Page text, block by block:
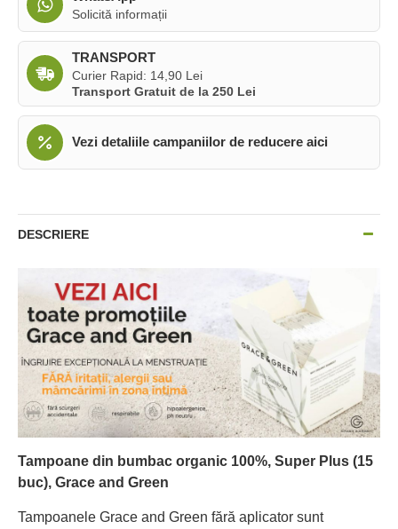
Solicită informații
TRANSPORT
Curier Rapid: 14,90 Lei
Transport Gratuit de la 250 Lei
Vezi detaliile campaniilor de reducere aici
DESCRIERE
Tampoane din bumbac organic 100%, Super Plus (15
buc), Grace and Green
Tampoanele Grace and Green fără aplicator sunt